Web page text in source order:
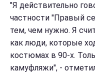
"Я действительно
частности "Правый
тем, чем нужно. Я
как люди, которые
костюмах в 90-х.
камуфляжи", -